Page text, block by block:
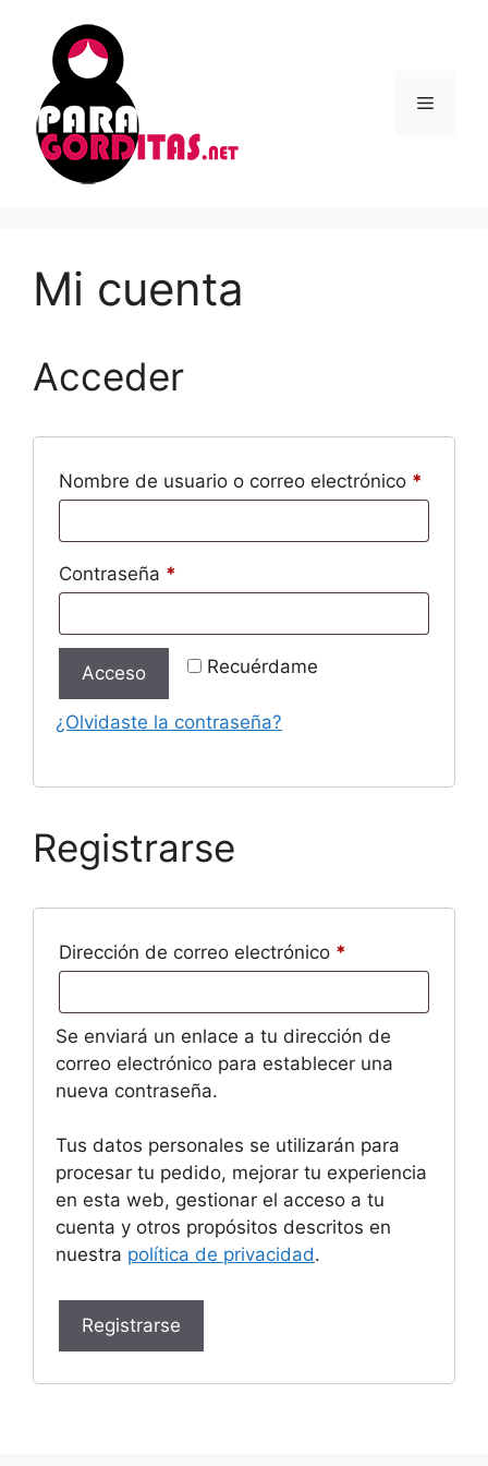
contenido
Menú
Mi cuenta
Acceder
Nombre de usuario o correo electrónico *
Contraseña *
Recuérdame
Acceso
¿Olvidaste la contraseña?
Registrarse
Dirección de correo electrónico *
Se enviará un enlace a tu dirección de
correo electrónico para establecer una
nueva contraseña.
Tus datos personales se utilizarán para
procesar tu pedido, mejorar tu experiencia
en esta web, gestionar el acceso a tu
cuenta y otros propósitos descritos en
nuestra política de privacidad.
Registrarse